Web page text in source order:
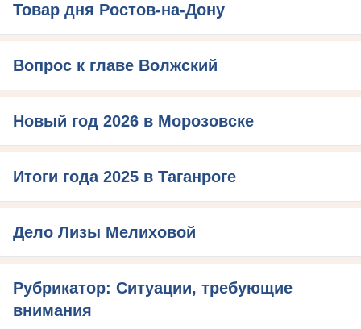
Товар дня Ростов-на-Дону
Вопрос к главе Волжский
Новый год 2026 в Морозовске
Итоги года 2025 в Таганроге
Дело Лизы Мелиховой
Рубрикатор: Ситуации, требующие
внимания